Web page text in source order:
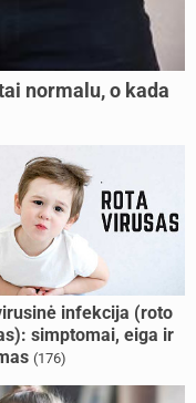
normalu, o kada
infekcija (roto
simptomai, eiga ir
(176)